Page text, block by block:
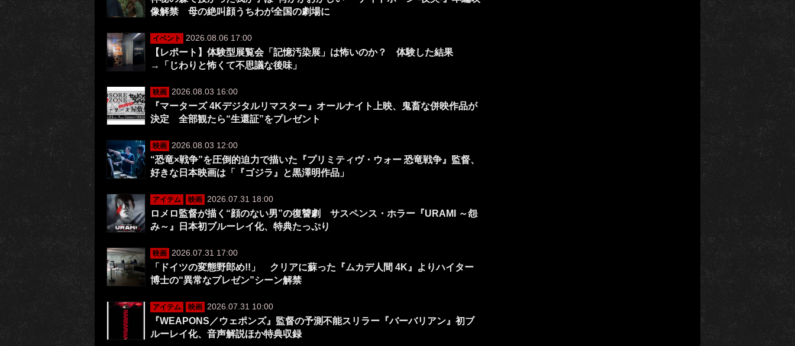
像解禁 母の絶叫顔うちわが全国の劇場に
イベント 2026.08.06 17:00
【レポート】体験型展覧会「記憶汚染展」は怖いのか？ 体験した結果
→「じわりと怖くて不思議な後味」
映画 2026.08.03 16:00
『マーターズ 4Kデジタルリマスター』オールナイト上映、鬼畜な併映作品が
決定 全部観たら“生還証”をプレゼント
映画 2026.08.03 12:00
“恐竜×戦争”を圧倒的迫力で描いた『プリミティヴ・ウォー 恐竜戦争』監督、
好きな日本映画は「『ゴジラ』と黒澤明作品」
アイテム 映画 2026.07.31 18:00
ロメロ監督が描く“顔のない男”の復讐劇 サスペンス・ホラー『URAMI ～怨
み～』日本初ブルーレイ化、特典たっぷり
映画 2026.07.31 17:00
「ドイツの変態野郎め!!」 クリアに蘇った『ムカデ人間 4K』よりハイター
博士の“異常なプレゼン”シーン解禁
アイテム 映画 2026.07.31 10:00
『WEAPONS／ウェポンズ』監督の予測不能スリラー『バーバリアン』初ブ
ルーレイ化、音声解説ほか特典収録